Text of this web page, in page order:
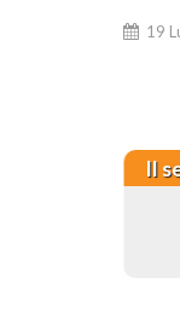
19
Il